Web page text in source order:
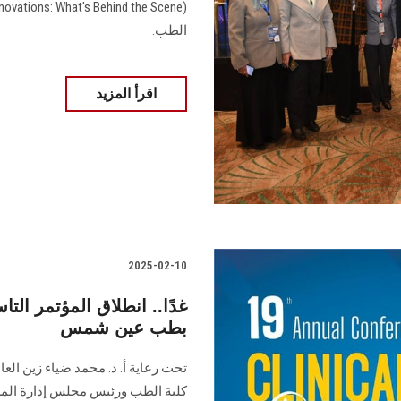
الطب.
اقرأ المزيد
2025-02-10
غدًا.. انطلاق المؤتمر
بطب عين شمس
تحت رعاية أ. د. محمد ضياء زين
كلية الطب ورئيس مجلس إدارة